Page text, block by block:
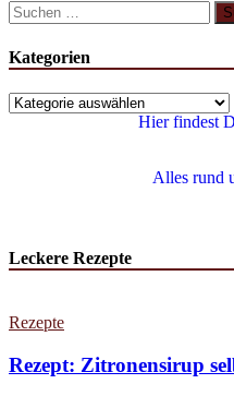
Kategorien
Hier findest
Alles rund
Leckere Rezepte
Rezepte
Rezept: Zitronensirup